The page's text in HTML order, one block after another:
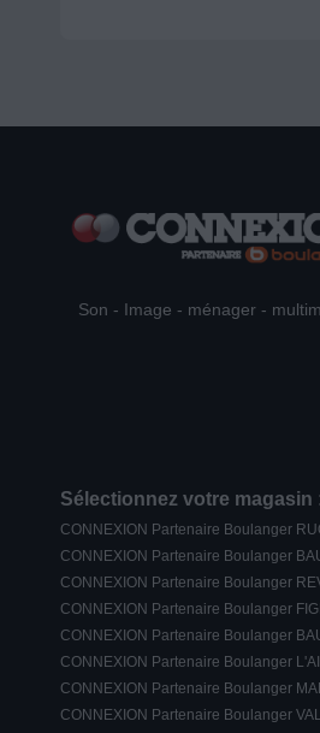
Son - Image - ménager -
Sélectionnez votre magasin
CONNEXION Partenaire Boulanger
CONNEXION Partenaire Boulanger
CONNEXION Partenaire Boulanger
CONNEXION Partenaire Boulanger
CONNEXION Partenaire Boulanger
CONNEXION Partenaire Boulanger
CONNEXION Partenaire Boulanger
CONNEXION Partenaire Boulanger